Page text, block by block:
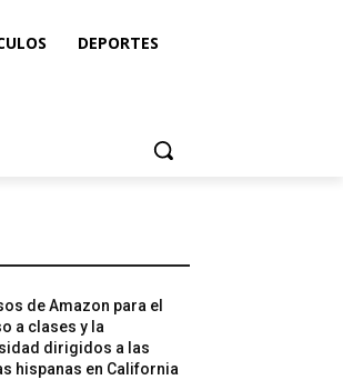
DEPORTES
de Amazon para el
a clases y la
dirigidos a las
hispanas en California